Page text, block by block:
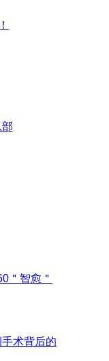
＂智愈＂
术背后的